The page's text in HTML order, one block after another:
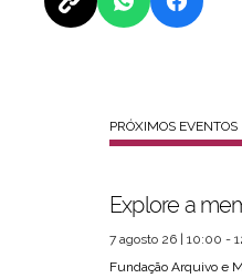
PRÓXIMOS EVENTOS
Explore a
7 agosto 26 | 10:00 -